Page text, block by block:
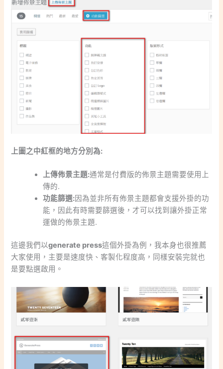
上圖之中紅框的地方分別為:
上傳佈景主題:通常是付費版的佈景主題需要使用上
傳的.
功能篩選:因為並非所有佈景主題都會支援外掛的功
能，因此有時需要篩選後，才可以找到讓外掛正常
運做的佈景主題.
這邊我們以generate press這個外掛為例，我本身也很推薦
大家使用，主要是速度快、客製化程度高，同樣安裝完就也
是要點選啟用。